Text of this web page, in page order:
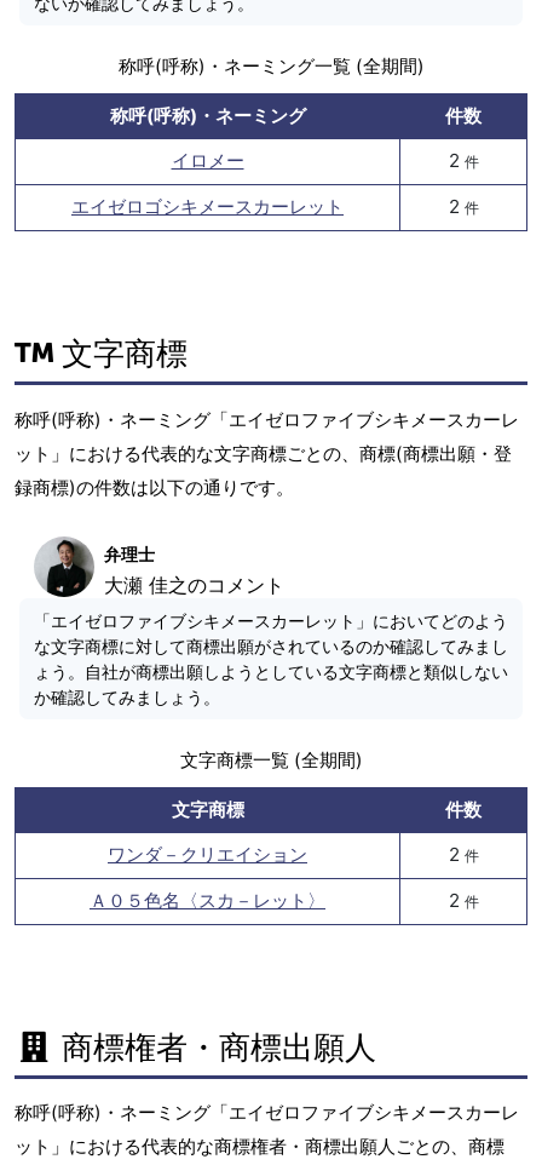
称呼(呼称)・ネーミング一覧 (全期間)
称呼(呼称)・ネーミング
件数
イロメー
2 件
エイゼロゴシキメースカーレット 2 件
文字商標
称呼(呼称)・ネーミング「エイゼロファイブシキメースカーレ
ット」における代表的な文字商標ごとの、商標(商標出願・登
録商標)の件数は以下の通りです。
弁理士
大瀬 佳之のコメント
「エイゼロファイブシキメースカーレット」においてどのよう
な文字商標に対して商標出願がされているのか確認してみまし
ょう。自社が商標出願しようとしている文字商標と類似しない
か確認してみましょう。
文字商標一覧 (全期間)
文字商標
件数
ワンダ－クリエイション
2 件
Ａ０５色名〈スカ－レット〉 2 件
商標権者・商標出願人
称呼(呼称)・ネーミング「エイゼロファイブシキメースカーレ
ット」における代表的な商標権者・商標出願人ごとの、商標